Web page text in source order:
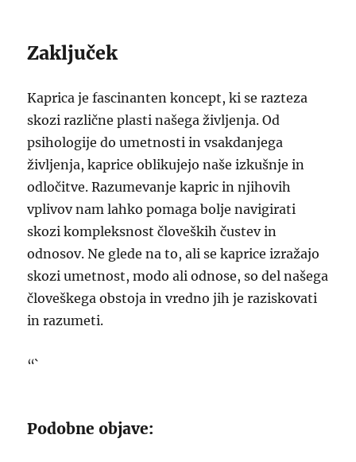
Zaključek
Kaprica je fascinanten koncept, ki se razteza
skozi različne plasti našega življenja. Od
psihologije do umetnosti in vsakdanjega
življenja, kaprice oblikujejo naše izkušnje in
odločitve. Razumevanje kapric in njihovih
vplivov nam lahko pomaga bolje navigirati
skozi kompleksnost človeških čustev in
odnosov. Ne glede na to, ali se kaprice izražajo
skozi umetnost, modo ali odnose, so del našega
človeškega obstoja in vredno jih je raziskovati
in razumeti.
“`
Podobne objave: